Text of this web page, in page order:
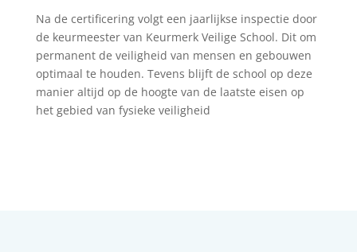
Na de certificering volgt een jaarlijkse inspectie door
de keurmeester van Keurmerk Veilige School. Dit om
permanent de veiligheid van mensen en gebouwen
optimaal te houden. Tevens blijft de school op deze
manier altijd op de hoogte van de laatste eisen op
het gebied van fysieke veiligheid